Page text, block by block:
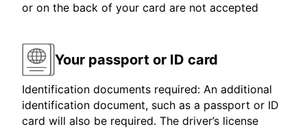
or on the back of your card are not accepted
Your passport or ID card
Identification documents required: An additional
identification document, such as a passport or ID
card will also be required. The driver’s license